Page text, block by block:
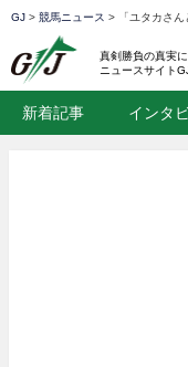
GJ > 競馬ニュース > 「ユタカさ
真剣勝負の真実
ニュースサイト
新着記事 インタ